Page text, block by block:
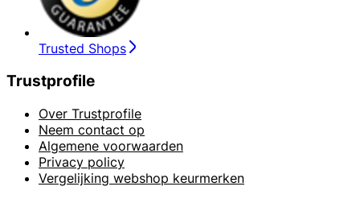
Trusted Shops
Trustprofile
Over Trustprofile
Neem contact op
Algemene voorwaarden
Privacy policy
Vergelijking webshop keurmerken